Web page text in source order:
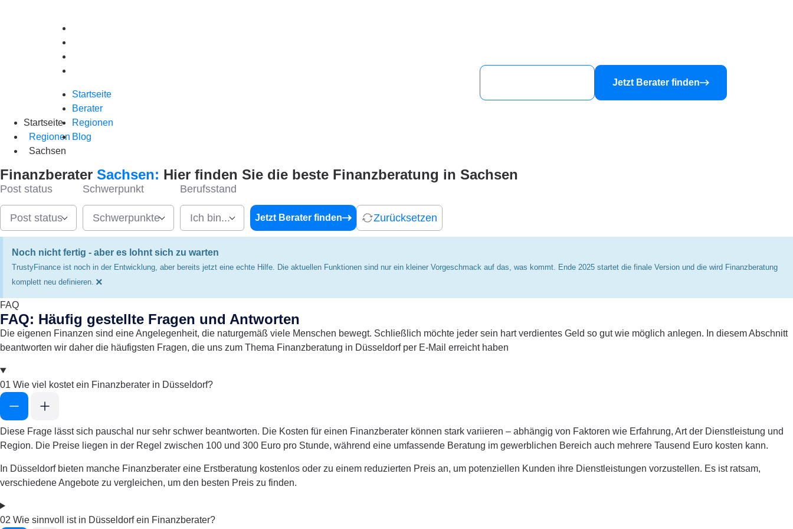
Startseite
Berater
Regionen
Blog
Jetzt Berater finden
Startseite
Regionen
Sachsen
Finanzberater Sachsen: Hier finden Sie die beste Finanzberatung in Sachsen
Post status
Post status
Schwerpunkt
Schwerpunkte
Berufsstand
Ich bin... Jetzt Berater finden Zurücksetzen
Noch nicht fertig - aber es lohnt sich zu warten
TrustyFinance ist noch in der Entwicklung, aber bereits jetzt eine echte Hilfe. Die aktuellen Funktionen sind nur ein kleiner Vorgeschmack auf das, was kommt. Ende 2025 startet die finale Version und die wird Finanzberatung
komplett neu definieren. ×
FAQ
FAQ: Häufig gestellte Fragen und Antworten
Die eigenen Finanzen sind eine Angelegenheit, die naturgemäß viele Menschen bewegt. Schließlich möchte jeder sein hart verdientes Geld so gut wie möglich anlegen. In diesem Abschnitt
beantworten wir daher die häufigsten Fragen, die uns zum Thema Finanzberatung in Düsseldorf per E-Mail erreicht haben
01 Wie viel kostet ein Finanzberater in Düsseldorf?
Diese Frage lässt sich pauschal nur sehr schwer beantworten. Die Kosten für einen Finanzberater können stark variieren – abhängig von Faktoren wie Erfahrung, Art der Dienstleistung und
Region. Die Preise liegen in der Regel zwischen 100 und 300 Euro pro Stunde, während eine umfassende Beratung im gewerblichen Bereich auch mehrere Tausend Euro kosten kann.
In Düsseldorf bieten manche Finanzberater eine Erstberatung kostenlos oder zu einem reduzierten Preis an, um potenziellen Kunden ihre Dienstleistungen vorzustellen. Es ist ratsam,
verschiedene Angebote zu vergleichen, um den besten Preis zu finden.
02 Wie sinnvoll ist in Düsseldorf ein Finanzberater?